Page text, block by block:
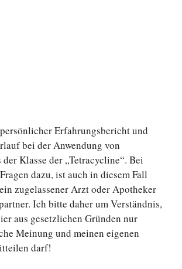
Erfahrungsbericht und
bei der Anwendung von
Klasse der „Tetracycline“. Bei
dazu, ist auch in diesem Fall
zugelassener Arzt oder Apotheker
Ich bitte daher um Verständnis,
aus gesetzlichen Gründen nur
Meinung und meinen eigenen
darf!